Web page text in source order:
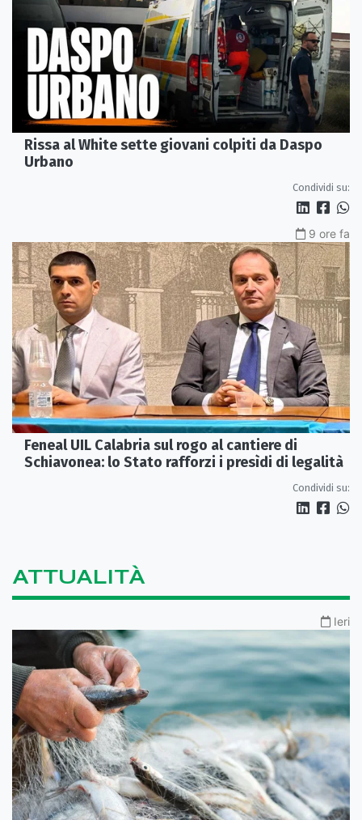
Rissa al White sette giovani colpiti da Daspo
Urbano
Condividi su:
9 ore fa
Feneal UIL Calabria sul rogo al cantiere di
Schiavonea: lo Stato rafforzi i presìdi di legalità
Condividi su:
ATTUALITÀ
Ieri